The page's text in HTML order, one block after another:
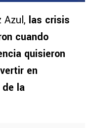
Azul, las crisis
cuando
quisieron
en
la